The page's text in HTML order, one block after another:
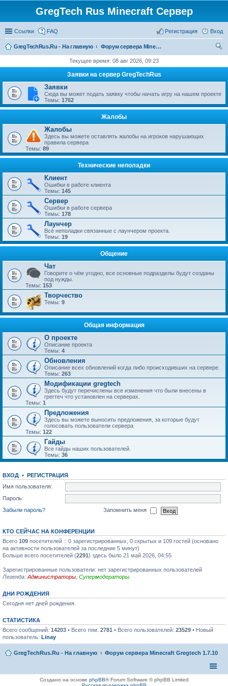
GregTech Rus Minecraft Сервер
Ссылки FAQ Вход
Регистрация
GregTechRus.Ru - На главную
Форум сервера Minecraft Gregtech 1.7.10
Текущее время: 08 авг 2026, 09:23
Заявки на сервер GregTechRus
Заявки
Сюда вы может подать заявку чтобы начать игру на нашем проекте
Темы: 1762
Жалобы
Жалобы
Здесь вы можете оставлять жалобы на игроков нарушающих
правила сервера
Темы: 89
Технические неполадки
Клиент
Ошибки в работе клиента
Темы: 145
Сервер
Ошибки в работе сервера
Темы: 178
Лаунчер
Всё неполадки связанные с лаунчером проекта.
Темы: 19
Общение
Чат
Говорите о чём угодно, все основные подразделы будут созданы
под нужды.
Темы: 153
Творчество
Темы: 9
Общая информация
О проекте
Описание проекта
Темы: 4
Обновления
Описание всех обновлений когда либо происходивших на сервере.
Темы: 263
Модификации gregtech
Здесь будут перечислены все изменения что были внесены в
грегтеч что установлен на серверах.
Темы: 1
Предложения
Здесь вы можете выносить предложения, за которые будут
голосовать пользователи сервера
Темы: 122
Гайды
Все гайды наших пользователей.
Темы: 36
ВХОД • РЕГИСТРАЦИЯ
Имя пользователя:
Пароль:
Забыли пароль?
Запомнить меня
КТО СЕЙЧАС НА КОНФЕРЕНЦИИ
Всего 109 посетителей :: 0 зарегистрированных, 0 скрытых и 109 гостей (основано
на активности пользователей за последние 5 минут)
Больше всего посетителей (2291) здесь было 21 май 2026, 04:55
Зарегистрированные пользователи: нет зарегистрированных пользователей
Легенда: Администраторы Супермодераторы
ДНИ РОЖДЕНИЯ
Сегодня нет дней рождения.
СТАТИСТИКА
Всего сообщений: 14203 • Всего тем: 2781 • Всего пользователей: 23529 • Новый
пользователь: Linay
GregTechRus.Ru - На главную Форум сервера Minecraft Gregtech 1.7.10
Создано на основе phpBB® Forum Software © phpBB Limited